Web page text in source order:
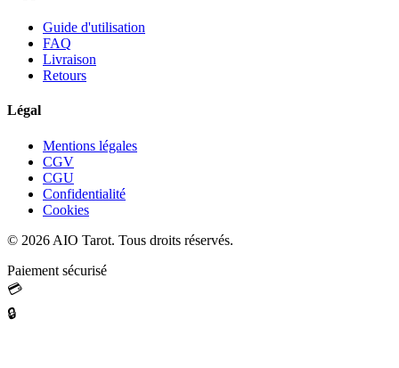
Guide d'utilisation
FAQ
Livraison
Retours
Légal
Mentions légales
CGV
CGU
Confidentialité
Cookies
© 2026 AIO Tarot. Tous droits réservés.
Paiement sécurisé
💳
🔒